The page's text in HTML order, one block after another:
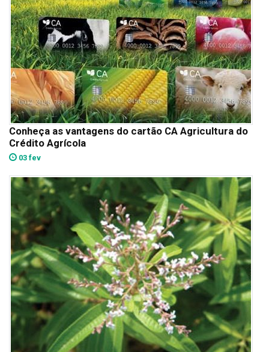
Conheça as vantagens do cartão CA Agricultura do
Crédito Agrícola
03 fev